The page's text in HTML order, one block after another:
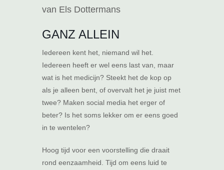
van Els Dottermans
GANZ ALLEIN
Iedereen kent het, niemand wil het.
Iedereen heeft er wel eens last van, maar
wat is het medicijn? Steekt het de kop op
als je alleen bent, of overvalt het je juist met
twee? Maken social media het erger of
beter? Is het soms lekker om er eens goed
in te wentelen?
Hoog tijd voor een voorstelling die draait
rond eenzaamheid. Tijd om eens luid te